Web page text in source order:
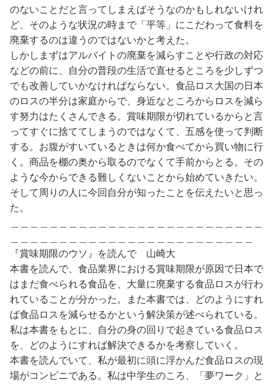
のないことだと言ってしまえばそうなのかもしれないけれ
ど、そのような状況の時まで「平等」にこだわって食料を
廃棄するのは違うのではないかと考えた。
しかしまずはアルバイトの廃棄を減らすことや行政の対応
などの前に、自分の普段の生活で直せるところを少しずつ
でも改善していかなければならない。食品ロス大国の日本
のロスの半分は家庭からで、身近なところからロスを減ら
す努力はたくさんできる。賞味期限が切れているからと言
ってすぐに捨ててしまうのではなくて、五感を使って判断
する。お腹がすいているときは何か食べてから買い物に行
く。商品を棚の奥から取るのでなくて手前からとる。その
ような今からできる難しくないことから始めていきたい。
そして周りの人に今回自分が知ったことを伝えたいと思っ
た。
『賞味期限のウソ』を読んで 山崎大
本書を読んで、食品業界における賞味期限が原因で日本で
はまだ食べられる食品を、大量に廃棄する食品ロスが行わ
れていることが分かった。また本書では、どのようにすれ
ば食品ロスを減らせるかという解決策が述べられている。
私は本書をもとに、自分の身の回りで起きている食品ロス
を、どのようにすれば解決できるかを考察していく。
本書を読んでいて、私が最初に頭に浮かんだ食品ロスの現
場がコンビニである。私は中学生のころ、「夢ワーク」と